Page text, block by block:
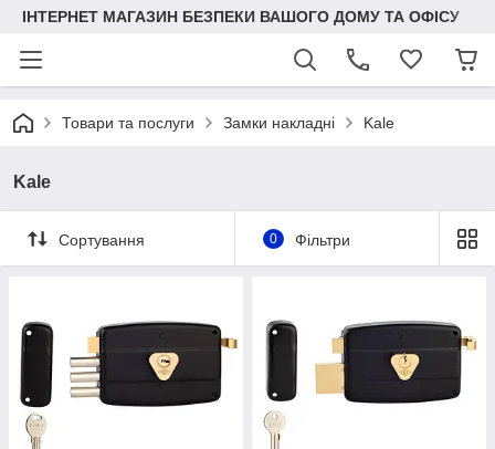
ІНТЕРНЕТ МАГАЗИН БЕЗПЕКИ ВАШОГО ДОМУ ТА ОФІСУ
Товари та послуги Замки накладні Kale
Kale
Сортування 0 Фільтри